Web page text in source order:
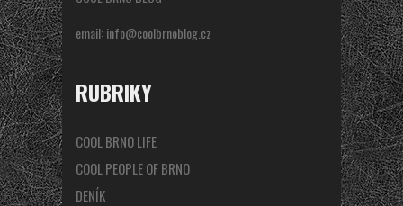
email:info@coolbrnoblog.cz
RUBRIKY
COOL BRNO LIFE
COOL PEOPLE OF BRNO
DENÍK